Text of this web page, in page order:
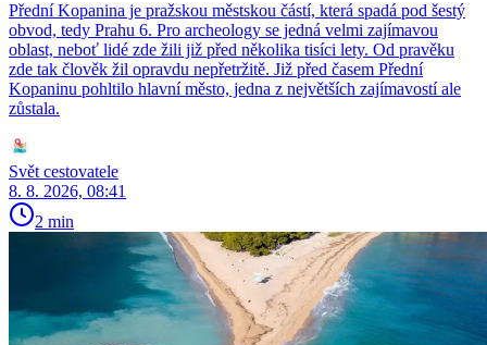
Přední Kopanina je pražskou městskou částí, která spadá pod šestý
obvod, tedy Prahu 6. Pro archeology se jedná velmi zajímavou
oblast, neboť lidé zde žili již před několika tisíci lety. Od pravěku
zde tak člověk žil opravdu nepřetržitě. Již před časem Přední
Kopaninu pohltilo hlavní město, jedna z největších zajímavostí ale
zůstala.
Svět cestovatele
8. 8. 2026, 08:41
2 min